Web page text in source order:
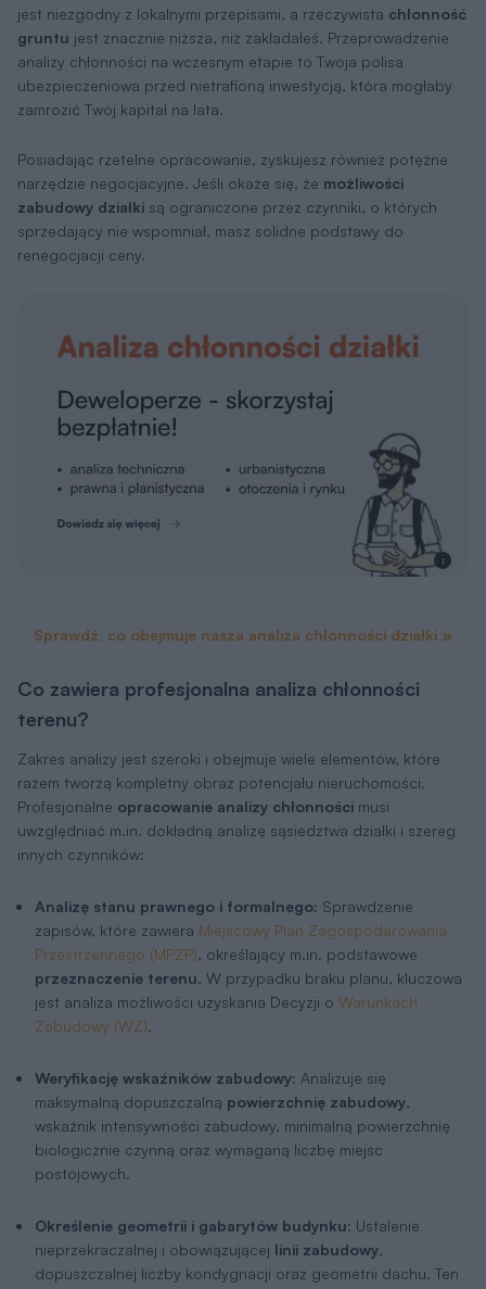
jest niezgodny z lokalnymi przepisami, a rzeczywista chłonność
gruntu jest znacznie niższa, niż zakładałeś. Przeprowadzenie
analizy chłonności na wczesnym etapie to Twoja polisa
ubezpieczeniowa przed nietrafioną inwestycją, która mogłaby
zamrozić Twój kapitał na lata.
Posiadając rzetelne opracowanie, zyskujesz również potężne
narzędzie negocjacyjne. Jeśli okaże się, że możliwości
zabudowy działki są ograniczone przez czynniki, o których
sprzedający nie wspomniał, masz solidne podstawy do
renegocjacji ceny.
i
Sprawdź, co obejmuje nasza analiza chłonności działki »
Co zawiera profesjonalna analiza chłonności
terenu?
Zakres analizy jest szeroki i obejmuje wiele elementów, które
razem tworzą kompletny obraz potencjału nieruchomości.
Profesjonalne opracowanie analizy chłonności musi
uwzględniać m.in. dokładną analizę sąsiedztwa działki i szereg
innych czynników:
Analizę stanu prawnego i formalnego: Sprawdzenie
zapisów, które zawiera Miejscowy Plan Zagospodarowania
Przestrzennego (MPZP), określający m.in. podstawowe
przeznaczenie terenu. W przypadku braku planu, kluczowa
jest analiza możliwości uzyskania Decyzji o Warunkach
Zabudowy (WZ).
Weryfikację wskaźników zabudowy: Analizuje się
maksymalną dopuszczalną powierzchnię zabudowy,
wskaźnik intensywności zabudowy, minimalną powierzchnię
biologicznie czynną oraz wymaganą liczbę miejsc
postojowych.
Określenie geometrii i gabarytów budynku: Ustalenie
nieprzekraczalnej i obowiązującej linii zabudowy,
dopuszczalnej liczby kondygnacji oraz geometrii dachu. Ten